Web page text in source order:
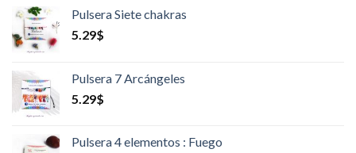
Pulsera Siete chakras
5.29$
Pulsera 7 Arcángeles
5.29$
Pulsera 4 elementos : Fuego